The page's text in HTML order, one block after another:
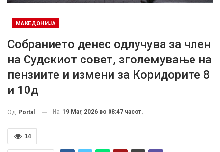
МАКЕДОНИЈА
Собранието денес одлучува за член
на Судскиот совет, зголемување на
пензиите и измени за Коридорите 8
и 10д
Од Portal На 19 Mar, 2026 во 08:47 часот.
14